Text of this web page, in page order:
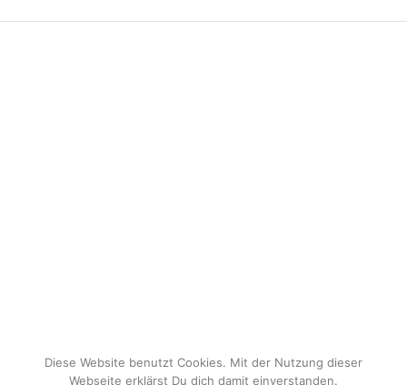
Diese Website benutzt Cookies. Mit der Nutzung dieser
Webseite erklärst Du dich damit einverstanden.